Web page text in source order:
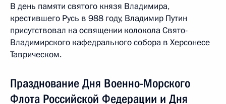
В день памяти святого князя Владимира,
крестившего Русь в 988 году, Владимир Путин
присутствовал на освящении колокола Свято-
Владимирского кафедрального собора в Херсонесе
Таврическом.
Празднование Дня Военно-Морского
Флота Российской Федерации и Дня